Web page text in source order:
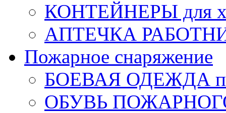
КОНТЕЙНЕРЫ для
АПТЕЧКА
Пожарное снаряжение
БОЕВАЯ ОДЕЖДА
ОБУВЬ